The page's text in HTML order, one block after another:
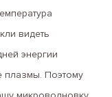
видеть
энергии
плазмы. Поэтому